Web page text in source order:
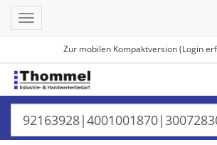
Zur mobilen Kompaktversion (Login
Toggle
navigation